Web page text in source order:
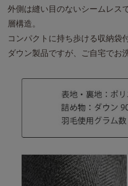
外側は縫い目のないシームレス
層構造。
コンパクトに持ち歩ける収納袋
ダウン製品ですが、ご自宅でお